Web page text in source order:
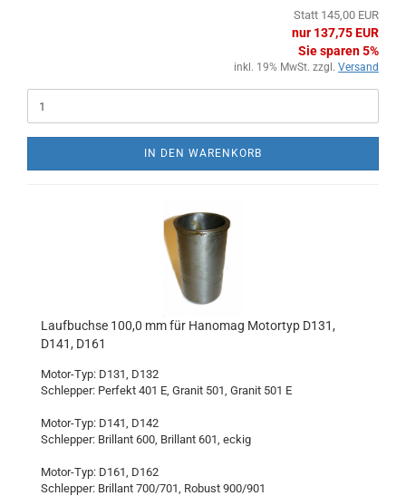
Statt 145,00 EUR
nur 137,75 EUR
Sie sparen 5%
inkl. 19% MwSt. zzgl. Versand
IN DEN WARENKORB
Laufbuchse 100,0 mm für Hanomag Motortyp D131,
D141, D161
Motor-Typ: D131, D132
Schlepper: Perfekt 401 E, Granit 501, Granit 501 E
Motor-Typ: D141, D142
Schlepper: Brillant 600, Brillant 601, eckig
Motor-Typ: D161, D162
Schlepper: Brillant 700/701, Robust 900/901